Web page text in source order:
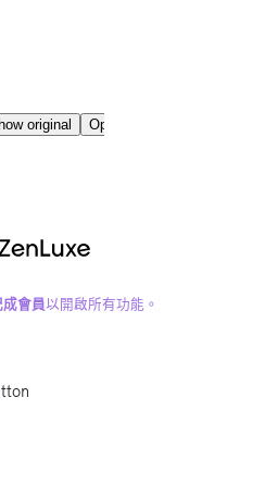
會員以開啟所有功能。